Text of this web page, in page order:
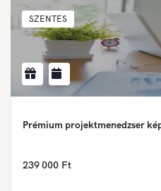
SZENTES
Prémium projektmenedzser
239 000 Ft